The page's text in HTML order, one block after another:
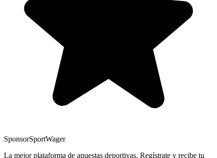
SponsorSportWager
La mejor plataforma de apuestas deportivas. Regístrate y recibe tu